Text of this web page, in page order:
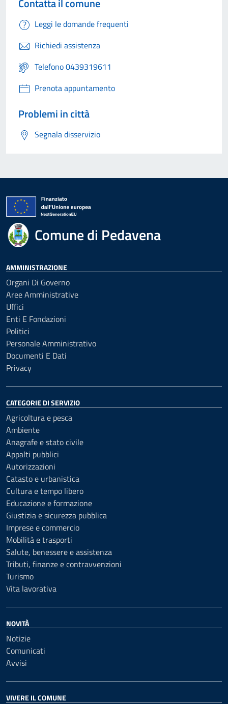
Contatta il comune
Leggi le domande frequenti
Richiedi assistenza
Telefono 0439319611
Prenota appuntamento
Problemi in città
Segnala disservizio
Comune di Pedavena
AMMINISTRAZIONE
Organi Di Governo
Aree Amministrative
Uffici
Enti E Fondazioni
Politici
Personale Amministrativo
Documenti E Dati
Privacy
CATEGORIE DI SERVIZIO
Agricoltura e pesca
Ambiente
Anagrafe e stato civile
Appalti pubblici
Autorizzazioni
Catasto e urbanistica
Cultura e tempo libero
Educazione e formazione
Giustizia e sicurezza pubblica
Imprese e commercio
Mobilità e trasporti
Salute, benessere e assistenza
Tributi, finanze e contravvenzioni
Turismo
Vita lavorativa
NOVITÀ
Notizie
Comunicati
Avvisi
VIVERE IL COMUNE